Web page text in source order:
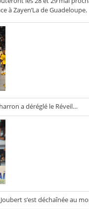
t
r
)
ê
t
e
e
)
f
e
ê
à Zayen’La de Guadeloupe.
a déréglé le Réveil…
s’est déchaînée au